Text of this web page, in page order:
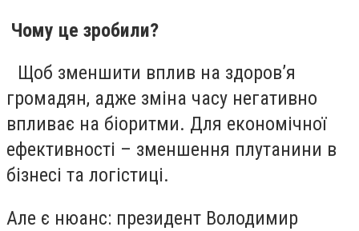
Чому це зробили?
Щоб зменшити вплив на здоров’я
громадян, адже зміна часу негативно
впливає на біоритми. Для економічної
ефективності – зменшення плутанини в
бізнесі та логістиці.
Але є нюанс: президент Володимир